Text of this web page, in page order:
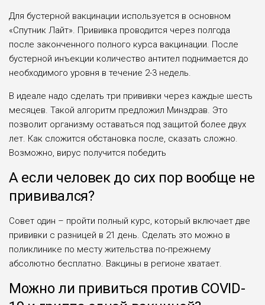
Для бустерной вакцинации используется в основном
«Спутник Лайт». Прививка проводится через полгода
после законченного полного курса вакцинации. После
бустерной инъекции количество антител поднимается до
необходимого уровня в течение 2-3 недель.
В идеале надо сделать три прививки через каждые шесть
месяцев. Такой алгоритм предложил Минздрав. Это
позволит организму оставаться под защитой более двух
лет. Как сложится обстановка после, сказать сложно.
Возможно, вирус получится победить
А если человек до сих пор вообще не
прививался?
Совет один – пройти полный курс, который включает две
прививки с разницей в 21 день. Сделать это можно в
поликлинике по месту жительства по-прежнему
абсолютно бесплатно. Вакцины в регионе хватает.
Можно ли привиться против COVID-